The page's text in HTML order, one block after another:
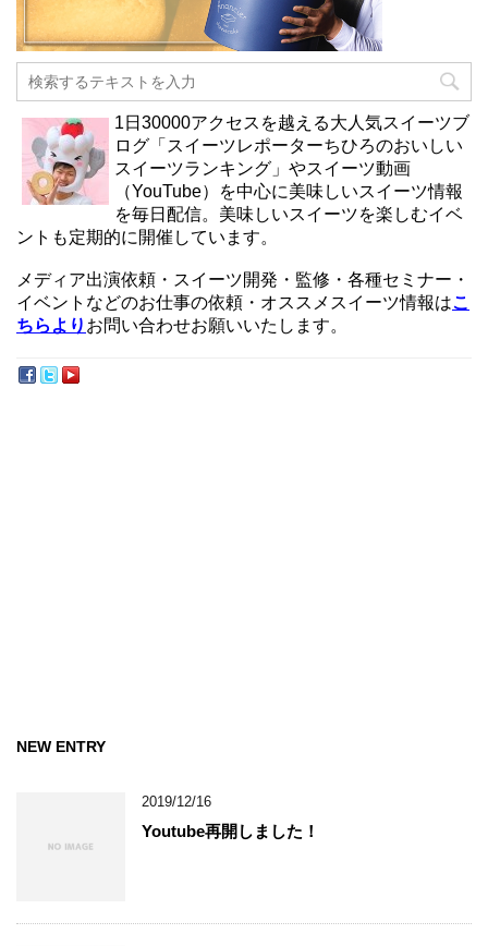
1日30000アクセスを越える大人気スイーツブ
ログ「スイーツレポーターちひろのおいしい
スイーツランキング」やスイーツ動画
（YouTube）を中心に美味しいスイーツ情報
を毎日配信。美味しいスイーツを楽しむイベ
ントも定期的に開催しています。
メディア出演依頼・スイーツ開発・監修・各種セミナー・
イベントなどのお仕事の依頼・オススメスイーツ情報はこ
ちらより お問い合わせお願いいたします。
NEW ENTRY
2019/12/16
Youtube再開しました！